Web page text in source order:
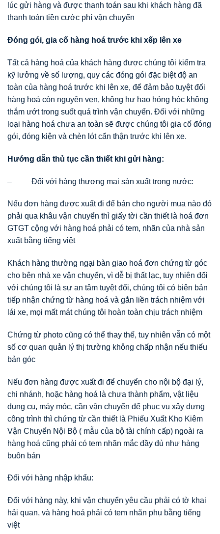
lúc gửi hàng và được thanh toán sau khi khách hàng đã
thanh toán tiền cước phí vận chuyển
Đóng gói, gia cố hàng hoá trước khi xếp lên xe
Tất cả hàng hoá của khách hàng được chúng tôi kiểm tra
kỹ lưởng về số lượng, quy các đóng gói đặc biệt độ an
toàn của hàng hoá trước khi lên xe, để đảm bảo tuyệt đối
hàng hoá còn nguyên vẹn, không hư hao hỏng hóc không
thắm ướt trong suốt quá trình vận chuyển. Đối với những
loại hàng hoá chưa an toàn sẽ được chúng tôi gia cố đóng
gói, đóng kiện và chèn lót cẩn thận trước khi lên xe.
Hướng dẫn thủ tục cần thiết khi gửi hàng:
– Đối với hàng thương mại sản xuất trong nước:
Nếu đơn hàng được xuất đi để bán cho người mua nào đó
phải qua khâu vận chuyển thì giấy tời cần thiết là hoá đơn
GTGT cộng với hàng hoá phải có tem, nhãn của nhà sản
xuất bằng tiếng việt
Khách hàng thường ngại bàn giao hoá đơn chứng từ góc
cho bên nhà xe vận chuyển, vì dễ bị thất lạc, tuy nhiên đối
với chúng tôi là sự an tâm tuyệt đối, chúng tôi có biên bản
tiếp nhận chứng từ hàng hoá và gắn liền trách nhiệm với
lái xe, mọi mất mát chúng tôi hoàn toàn chịu trách nhiệm
Chứng từ photo cũng có thể thay thế, tuy nhiên vẫn có một
số cơ quan quản lý thị trường không chấp nhận nếu thiếu
bản góc
Nếu đơn hàng được xuất đi để chuyển cho nội bộ đại lý,
chi nhánh, hoặc hàng hoá là chưa thành phẩm, vật liệu
dụng cụ, máy móc, cần vận chuyển để phục vụ xây dựng
công trình thì chứng từ cần thiết là Phiếu Xuất Kho Kiêm
Vận Chuyển Nội Bộ ( mẫu của bộ tài chính cấp) ngoài ra
hàng hoá cũng phải có tem nhãn mắc đầy đủ như hàng
buôn bán
Đối với hàng nhập khẩu:
Đối với hàng này, khi vận chuyển yêu cầu phải có tờ khai
hải quan, và hàng hoá phải có tem nhãn phụ bằng tiếng
việt